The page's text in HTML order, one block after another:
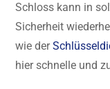
Schloss kann in
Sicherheit
wie der
hier schnelle und